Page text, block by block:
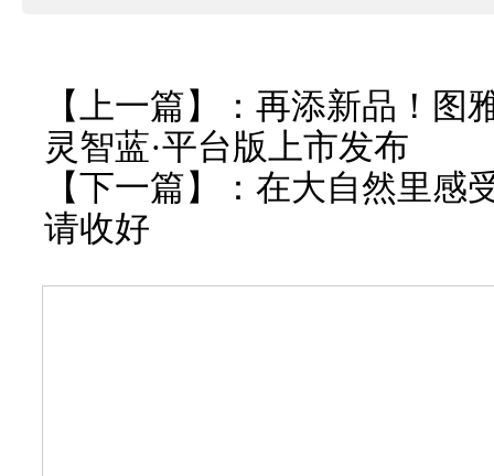
【上一篇】： 再添新品！图
灵智蓝·平台版上市发布
【下一篇】： 在大自然里感
请收好